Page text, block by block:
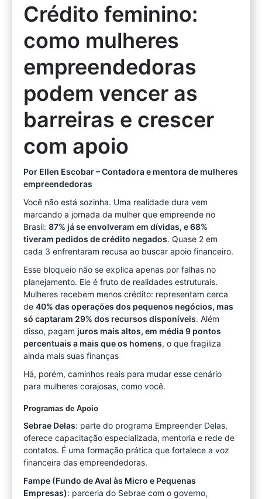
Crédito feminino:
como mulheres
empreendedoras
podem vencer as
barreiras e crescer
com apoio
Por Ellen Escobar – Contadora e mentora de mulheres
empreendedoras
Você não está sozinha. Uma realidade dura vem
marcando a jornada da mulher que empreende no
Brasil: 87% já se envolveram em dívidas, e 68%
tiveram pedidos de crédito negados. Quase 2 em
cada 3 enfrentaram recusa ao buscar apoio financeiro.
Esse bloqueio não se explica apenas por falhas no
planejamento. Ele é fruto de realidades estruturais.
Mulheres recebem menos crédito: representam cerca
de 40% das operações dos pequenos negócios, mas
só captaram 29% dos recursos disponíveis. Além
disso, pagam juros mais altos, em média 9 pontos
percentuais a mais que os homens, o que fragiliza
ainda mais suas finanças
Há, porém, caminhos reais para mudar esse cenário
para mulheres corajosas, como você.
Programas de Apoio
Sebrae Delas: parte do programa Empreender Delas,
oferece capacitação especializada, mentoria e rede de
contatos. É uma formação prática que fortalece a voz
financeira das empreendedoras.
Fampe (Fundo de Aval às Micro e Pequenas
Empresas): parceria do Sebrae com o governo,